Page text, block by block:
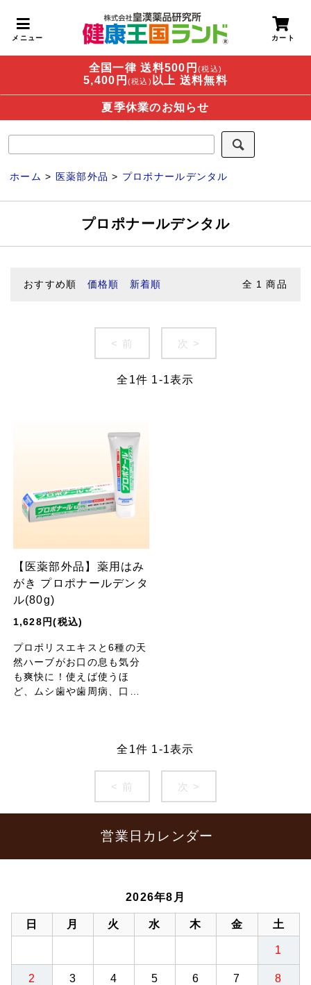
全国一律 送料500円 (税込)
5,400円 (税込) 以上 送料無料
夏季休業のお知らせ
ホーム > 医薬部外品 > プロポナールデンタル
プロポナールデンタル
おすすめ順 価格順 新着順 全 1 商品
< 前 次 >
全 1件 1-1表示
【医薬部外品】薬用はみ
がき プロポナールデンタ
ル(80g)
1,628円(税込)
プロポリスエキスと6種の天
然ハーブがお口の息も気分
も爽快に！使えば使うほ
ど、ムシ歯や歯周病、口臭
全 1件 1-1表示
< 前 次 >
営業日カレンダー
2026年8月
日 月 火 水 木 金 土
1
2 3 4 5 6 7 8